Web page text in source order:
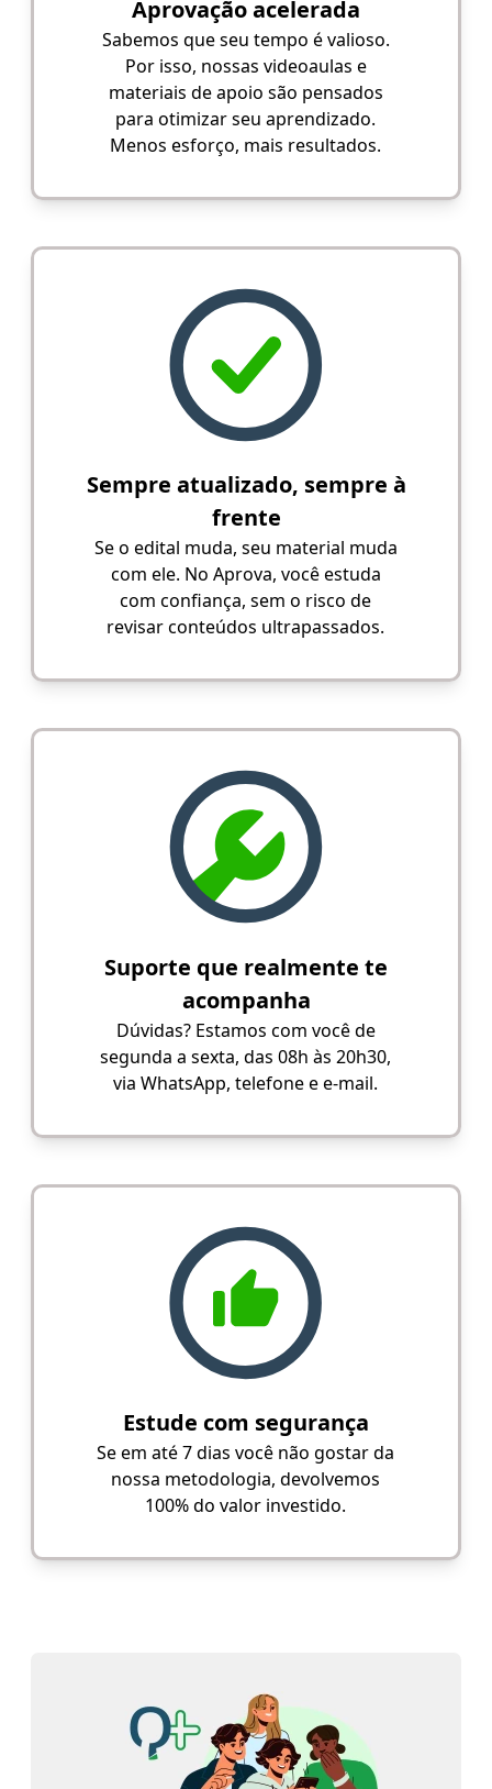
Aprovação acelerada
Sabemos que seu tempo é valioso.
Por isso, nossas videoaulas e
materiais de apoio são pensados
para otimizar seu aprendizado.
Menos esforço, mais resultados.
Sempre atualizado, sempre à
frente
Se o edital muda, seu material muda
com ele. No Aprova, você estuda
com confiança, sem o risco de
revisar conteúdos ultrapassados.
Suporte que realmente te
acompanha
Dúvidas? Estamos com você de
segunda a sexta, das 08h às 20h30,
via WhatsApp, telefone e e-mail.
Estude com segurança
Se em até 7 dias você não gostar da
nossa metodologia, devolvemos
100% do valor investido.